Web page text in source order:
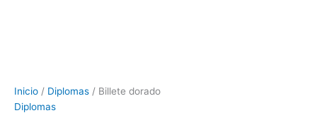
Inicio / Diplomas / Billete dorado
Diplomas